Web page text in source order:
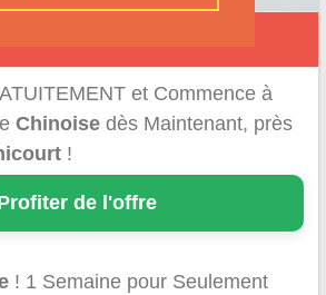
et Commence à
Chinoisedès Maintenant, près
!
de l'offre
! 1 Semaine pour Seulement